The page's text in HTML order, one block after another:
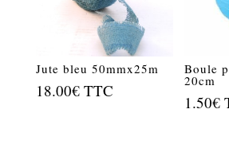
Jute bleu 50mmx25m
18.00€ TTC
Boule
20cm
1.50€